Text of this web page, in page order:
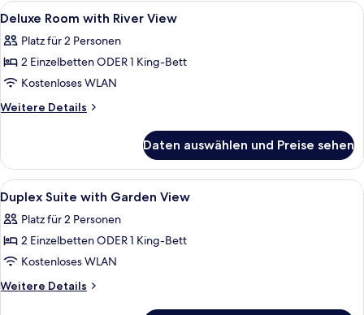
Alle
Fotos
für
Deluxe
Room
with
anzeigen
Ein Hotelzimmer mit einem Bett,
3
Deluxe Room with River View
Platz für 2 Personen
2 Einzelbetten ODER 1 King-Bett
Kostenloses WLAN
Weitere Details
Weitere
Room
with
River
View
Daten auswählen und Preise sehen
Alle
Fotos
für
Duplex
Suite
with
Ein Badezimmer mit zwei
2
Duplex Suite with Garden View
Platz für 2 Personen
2 Einzelbetten ODER 1 King-Bett
Kostenloses WLAN
Weitere Details
Weitere